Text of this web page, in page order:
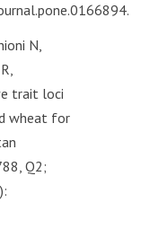
N,
trait loci
wheat for
Q2;